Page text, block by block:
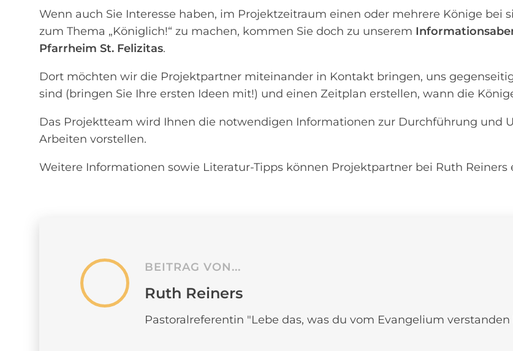
Wenn auch Sie Interesse haben, im Projektzeitraum einen oder mehrere Könige bei
zum Thema „Königlich!“ zu machen, kommen Sie doch zu unserem
Pfarrheim St. Felizitas.
Dort möchten wir die Projektpartner miteinander in Kontakt bringen, uns
sind (bringen Sie Ihre ersten Ideen mit!) und einen Zeitplan erstellen, wann die
Das Projektteam wird Ihnen die notwendigen Informationen zur Durchführung und
Arbeiten vorstellen.
Weitere Informationen sowie Literatur-Tipps können Projektpartner bei Ruth
BEITRAG VON...
Ruth Reiners
Pastoralreferentin "Lebe das, was du vom Evangelium verstanden